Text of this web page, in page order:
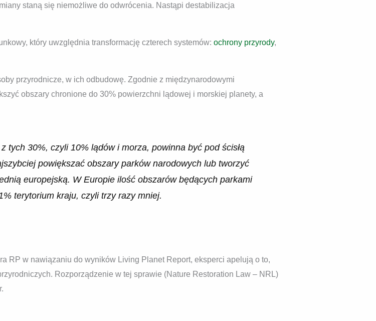
staną się niemożliwe do odwrócenia. Nastąpi destabilizacja
który uwzględnia transformację czterech systemów: ochrony przyrody,
przyrodnicze, w ich odbudowę. Zgodnie z międzynarodowymi
obszary chronione do 30% powierzchni lądowej i morskiej planety, a
tych 30%, czyli 10% lądów i morza, powinna być pod ścisłą
powiększać obszary parków narodowych lub tworzyć
europejską. W Europie ilość obszarów będących parkami
terytorium kraju, czyli trzy razy mniej.
RP w nawiązaniu do wyników Living Planet Report, eksperci apelują o to,
Rozporządzenie w tej sprawie (Nature Restoration Law – NRL)